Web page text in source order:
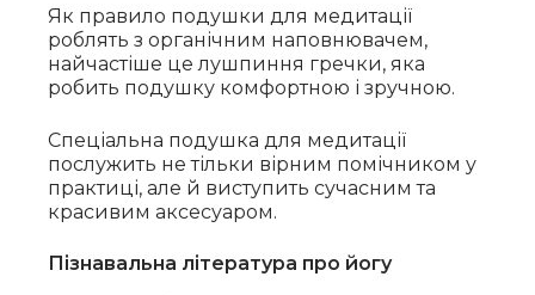
Як правило подушки для медитації
роблять з органічним наповнювачем,
найчастіше це лушпиння гречки, яка
робить подушку комфортною і зручною.
Спеціальна подушка для медитації
послужить не тільки вірним помічником у
практиці, але й виступить сучасним та
красивим аксесуаром.
Пізнавальна література про йогу